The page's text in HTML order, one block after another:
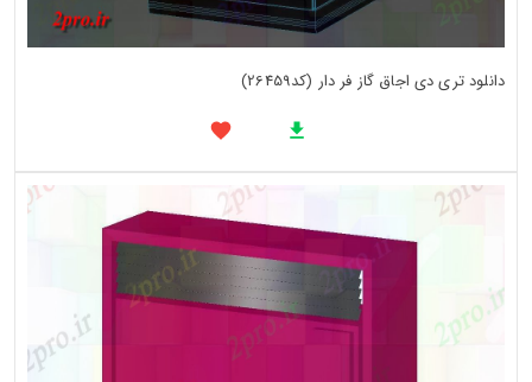
دانلود تری دی اجاق گاز فر دار (کد26459)